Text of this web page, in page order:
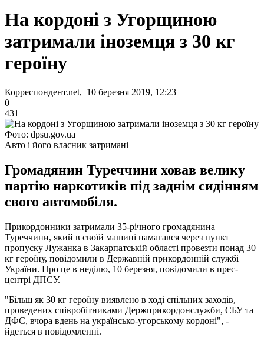
На кордоні з Угорщиною
затримали іноземця з 30 кг
героїну
Корреспондент.net, 10 березня 2019, 12:23
0
431
Фото: dpsu.gov.ua
Авто і його власник затримані
Громадянин Туреччини ховав велику
партію наркотиків під заднім сидінням
свого автомобіля.
Прикордонники затримали 35-річного громадянина
Туреччини, який в своїй машині намагався через пункт
пропуску Лужанка в Закарпатській області провезти понад 30
кг героїну, повідомили в Державній прикордонній службі
України. Про це в неділю, 10 березня, повідомили в прес-
центрі ДПСУ.
"Більш як 30 кг героїну виявлено в ході спільних заходів,
проведених співробітниками Держприкордонслужби, СБУ та
ДФС, вчора вдень на українсько-угорському кордоні", -
йдеться в повідомленні.